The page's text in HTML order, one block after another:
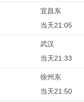
宜昌东
当天21:05
武汉
当天21:33
徐州东
当天21:50